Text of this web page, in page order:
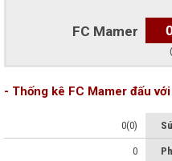
FC Mamer
- Thống kê FC Mamer đấu
0(0)
0